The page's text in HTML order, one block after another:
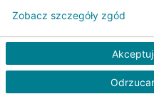
© 2026 Credit Agricole Bank
Zobacz szczegóły zgód